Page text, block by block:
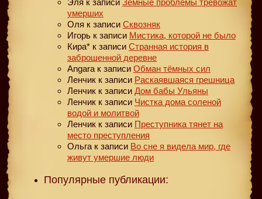
умерших
Оля к записи Сквозняк
Игорь к записи Мистика, которой не было
Кира* к записи Странная история в
заброшенной деревне
Angara к записи Обман тёмных сил
Ленчик к записи Раскаявшаяся грешница
Ленчик к записи Дом бабы Ульяны
Ленчик к записи Чистка дома соленой
водой и молитвой
Ленчик к записи Преступника тянет на
место преступления
Ольга к записи Во сне я видела мир, где
живут умершие люди
Популярные публикации: